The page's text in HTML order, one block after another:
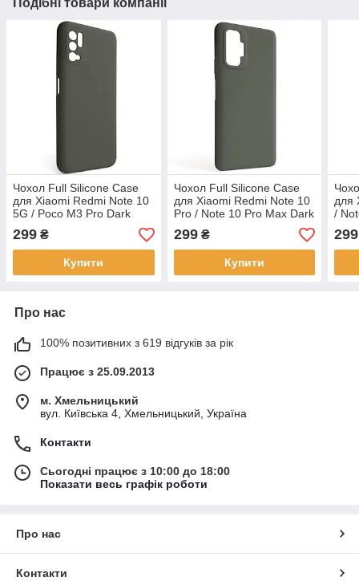
Чохол Full Silicone Case
для Xiaomi Redmi Note 10
5G / Poco M3 Pro Dark
Olive
299 ₴
Купити
Чохол Full Silicone Case
для Xiaomi Redmi Note 10
Pro / Note 10 Pro Max Dark
Olive
299₴
Купити
для
/
299
Про нас
100% позитивних з 619 відгуків за рік
Працює з 25.09.2013
м. Хмельницький
вул. Київська 4, Хмельницький, Україна
Контакти
Сьогодні працює з 10:00 до 18:00
Показати весь графік роботи
Про нас
Контакти